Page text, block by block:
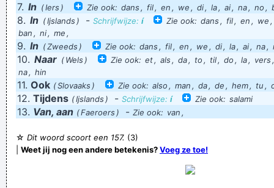
remmen rond 22.30 in volle vaart van het Klein Bien de Haag
op reed gevolgd door een witte camionette aub zijn verstand
gaan zoeken?
En Minnen is ook al hier, met zijn LELIJKE AUTO man!!!!
tot het over een aardige som gaat, er drie azen op tafel
liggen en twee spelers een aas in de hand hebben, dan is
Oostende - Standard: Vier-één. De Rouches weer op hun
douze olé olé!! :)
kendegij geraaar kendegij geraar kendegij geraaaaaar!? (que
7. In (Iers ) Zie ook: dans , fil, en , we , di, la, ai, na, no ,
8. In (Ijslands) - Schrijfwijze: í Zie ook: dans, fil, en , we
ban , ni, me ,
9. In (Zweeds ) Zie ook: dans , fil, en , we , di, la, ai, na,
10. Naar (Wels) Zie ook: et, als, da, to , til, do , la, vers
na, hin
11. Ook (Slovaaks ) Zie ook: also , man , da, de , hem, tu ,
12. Tijdens (Ijslands) - Schrijfwijze: í Zie ook: salami
13. Van, aan (Faeroers ) - Zie ook: van ,
☆ Dit woord scoort een 157. (3)
Weet jij nog een andere betekenis?Voeg ze toe!